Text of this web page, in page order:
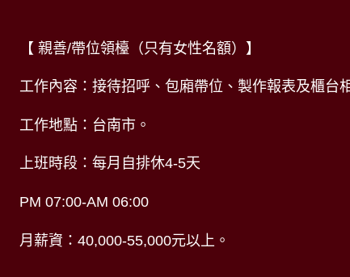
【 親善/帶位領檯（只有女性名額）】
工作內容：接待招呼、包廂帶位、製作報表及櫃台
工作地點：台南市。
上班時段：每月自排休4-5天
PM 07:00-AM 06:00
月薪資：40,000-55,000元以上。